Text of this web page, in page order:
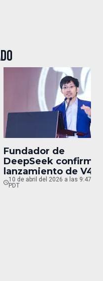
Fundador de
DeepSeek confirma
lanzamiento de V4
para finales de abril
10 de abril del 2026 a las 9:47 pm
PDT